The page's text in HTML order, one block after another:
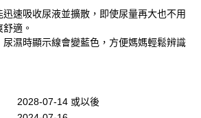
速吸收尿液並擴散，即使尿量再大也不用
適。
濕時顯示線會變藍色，方便媽媽輕鬆辨識
2028-07-14 或以後